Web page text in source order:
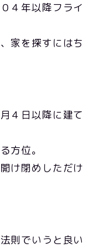
４年以降フライ
家を探すにはち
４日以降に建て
方位。
け閉めしただけ
則でいうと良い